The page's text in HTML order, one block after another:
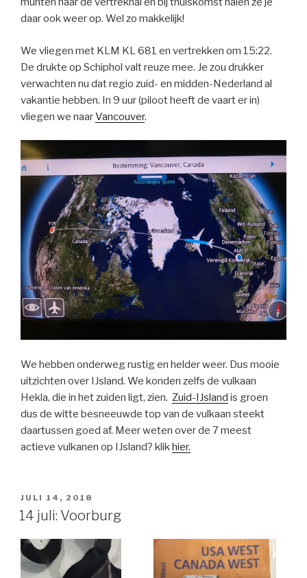
daar ook weer op. Wel zo makkelijk!
We vliegen met KLM KL 681 en vertrekken om 15:22.
De drukte op Schiphol valt reuze mee. Je zou drukker
verwachten nu dat regio zuid- en midden-Nederland al
vakantie hebben. In 9 uur (piloot heeft de vaart er in)
vliegen we naarVancouver.
We hebben onderweg rustig en helder weer. Dus mooie
uitzichten over IJsland. We konden zelfs de vulkaan
Hekla, die in het zuiden ligt, zien. Zuid-IJsland is groen
dus de witte besneeuwde top van de vulkaan steekt
daartussen goed af. Meer weten over de 7 meest
actieve vulkanen op IJsland? klik hier.
GEPLAATST
OP
JULI 14, 2018
14 juli: Voorburg